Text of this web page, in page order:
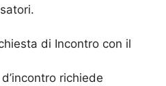
di Incontro con il
richiede